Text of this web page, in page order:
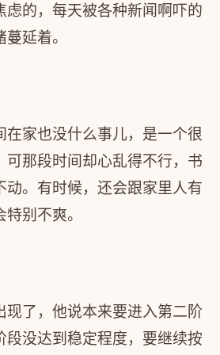
虑的，每天被各种新闻啊吓的
延着。
在家也没什么事儿，是一个很
可那段时间却心乱得不行，书
动。有时候，还会跟家里人有
别不爽。
现了，他说本来要进入第二阶
段没达到稳定程度，要继续按